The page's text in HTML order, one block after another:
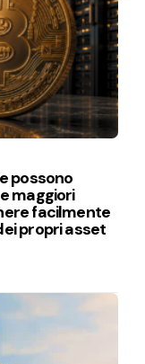
possono
maggiori
facilmente
propri asset